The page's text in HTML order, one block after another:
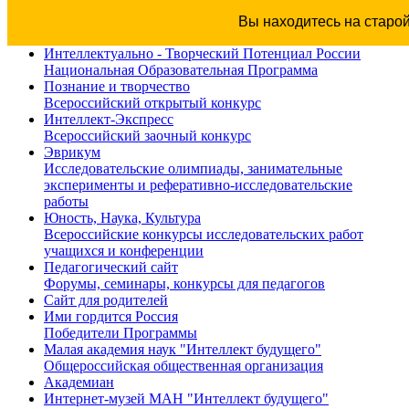
Вы находитесь на
Интеллектуально - Творческий Потенциал России
Национальная Образовательная Программа
Познание и творчество
Всероссийский открытый конкурс
Интеллект-Экспресс
Всероссийский заочный конкурс
Эврикум
Исследовательские олимпиады, занимательные
эксперименты и реферативно-исследовательские
работы
Юность, Наука, Культура
Всероссийские конкурсы исследовательских работ
учащихся и конференции
Педагогический сайт
Форумы, семинары, конкурсы для педагогов
Сайт для родителей
Ими гордится Россия
Победители Программы
Малая академия наук "Интеллект будущего"
Общероссийская общественная организация
Академиан
Интернет-музей МАН "Интеллект будущего"